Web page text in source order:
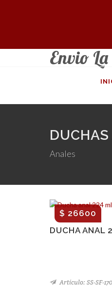
Envio
Anales
DUCHA ANAL
$ 26600
Artículo: SS-SF-